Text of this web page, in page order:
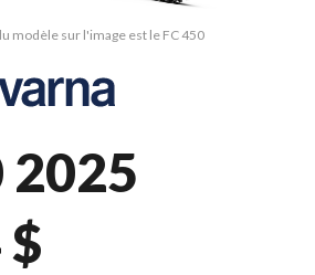
modèle sur l'image est le FC 450
2025
$